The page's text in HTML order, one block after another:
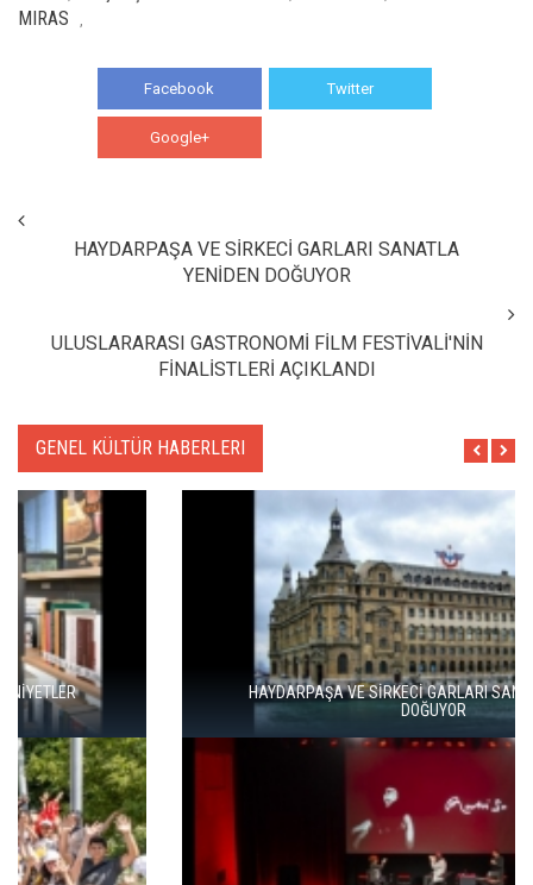
MIRAS
Facebook Twitter
Google+
HAYDARPAŞA VE SİRKECİ GARLARI SANATLA
YENİDEN DOĞUYOR
ULUSLARARASI GASTRONOMİ FİLM FESTİVALİ'NİN
FİNALİSTLERİ AÇIKLANDI
GENEL KÜLTÜR HABERLERI
HAYDARPAŞA VE SİRKECİ GARLARI SANATLA YENİDEN
DOĞUYOR